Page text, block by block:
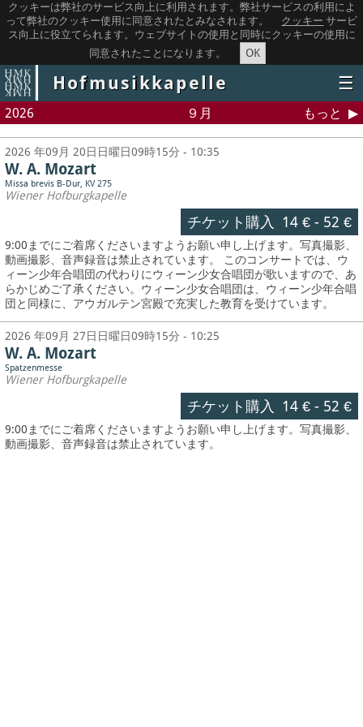
クッキーは弊社のサービス向上に利用されます。弊社サービスの利用によ
って弊社のクッキー使用に同意されたとみなされます。
クッキー サービ
ス向上に役立てられます。ウェブサイトの使用と同時にクッキーの使用に
同意されたことになります。
OK
Hofmusikkapelle ☰
2026 ９月 もっと
2026 年09月 20日日曜日09時15分 - 10:35
W. A. Mozart
Missa brevis B-Dur, KV 275
Wiener Hofburgkapelle
チケット購入 14 €- 52 €
9:00までにご着席くださいますようお願い申し上げます。写真撮影、
動画撮影、音声録音は禁止されています。 このコンサートでは、ウ
ィーン少年合唱団の代わりにウィーン少女合唱団が歌いますので、あ
らかじめご了承ください。ウィーン少女合唱団は、ウィーン少年合唱
団と同様に、アウガルテン宮殿で充実した教育を受けています。
2026 年09月 27日日曜日09時15分 - 10:25
W. A. Mozart
Spatzenmesse
Wiener Hofburgkapelle
チケット購入 14 €- 52 €
9:00までにご着席くださいますようお願い申し上げます。写真撮影、
動画撮影、音声録音は禁止されています。